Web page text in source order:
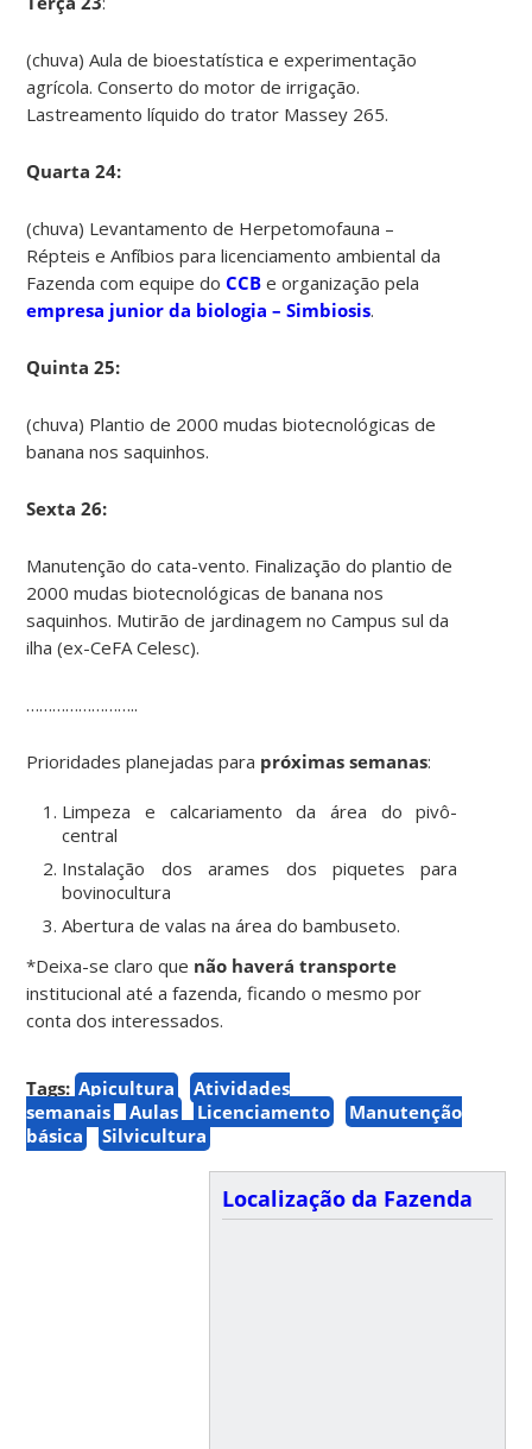
(chuva) Aula de bioestatística e experimentação
agrícola. Conserto do motor de irrigação.
Lastreamento líquido do trator Massey 265.
Quarta 24:
(chuva) Levantamento de Herpetomofauna –
Répteis e Anfíbios para licenciamento ambiental da
Fazenda com equipe doCCB e organização pela
empresa junior da biologia – Simbiosis.
Quinta 25:
(chuva) Plantio de 2000 mudas biotecnológicas de
banana nos saquinhos.
Sexta 26:
Manutenção do cata-vento. Finalização do plantio de
2000 mudas biotecnológicas de banana nos
saquinhos. Mutirão de jardinagem no Campus sul da
ilha (ex-CeFA Celesc).
……………………..
Prioridades planejadas para próximas semanas:
Limpeza e calcariamento da área do pivô-
central
Instalação dos arames dos piquetes para
bovinocultura
Abertura de valas na área do bambuseto.
*Deixa-se claro que não haverá transporte
institucional até a fazenda, ficando o mesmo por
conta dos interessados.
Tags: Apicultura
Atividades
semanais
Aulas Licenciamento
Manutenção
básica
Silvicultura
Localização da Fazenda